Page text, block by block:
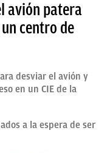
avión patera
centro de
desviar el avión y
en un CIE de la
a la espera de ser